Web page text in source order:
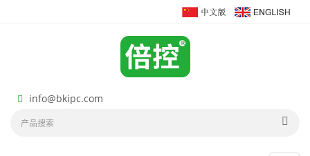
info@bkipc.com